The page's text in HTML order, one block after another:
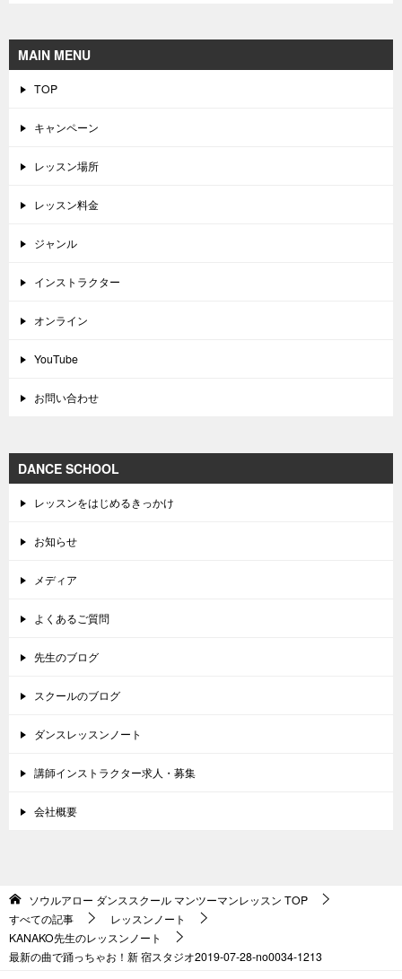
MAIN MENU
TOP
キャンペーン
レッスン場所
レッスン料金
ジャンル
インストラクター
オンライン
YouTube
お問い合わせ
DANCE SCHOOL
レッスンをはじめるきっかけ
お知らせ
メディア
よくあるご質問
先生のブログ
スクールのブログ
ダンスレッスンノート
講師インストラクター求人・募集
会社概要
ソウルアロー ダンススクール マンツーマンレッスン TOP
すべての記事
レッスンノート
KANAKO先生のレッスンノート
最新の曲で踊っちゃお！新 宿スタジオ2019-07-28-no0034-1213